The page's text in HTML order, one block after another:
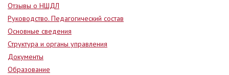
Отзывы о НШДЛ
Руководство. Педагогический состав
Основные сведения
Структура и органы управления
Документы
Образование